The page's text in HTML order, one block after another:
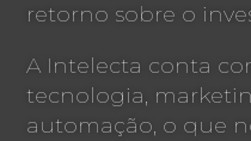
retorno sobre o
A Intelecta conta
tecnologia,
automação, o que